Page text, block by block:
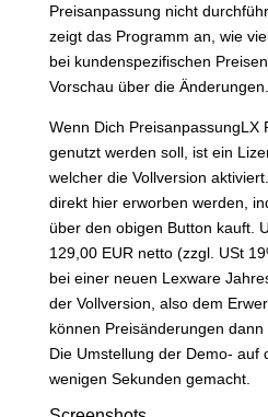
Preisanpassung nicht
zeigt das Programm an, wie
bei kundenspezifischen
Vorschau über die Änderungen.
Wenn Dich PreisanpassungLX
genutzt werden soll, ist ein
welcher die Vollversion
direkt hier erworben werden,
über den obigen Button kauft.
129,00 EUR netto (zzgl. USt
bei einer neuen Lexware
der Vollversion, also dem
können Preisänderungen
Die Umstellung der Demo- auf
wenigen Sekunden gemacht.